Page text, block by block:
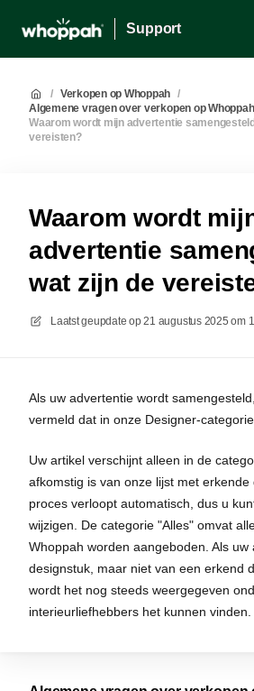
Support
/ Verkopen op Whoppah /
Algemene vragen over verkopen op Whoppah
Waarom wordt mijn advertentie
vereisten?
Waarom wordt
advertentie
wat zijn de
Laatst geupdate op21 augustus 2025 om
Als uw advertentie wordt
vermeld dat in onze Designer-categorie
Uw artikel verschijnt alleen in de
afkomstig is van onze lijst met
proces verloopt automatisch, dus u
wijzigen. De categorie "Alles" omvat
Whoppah worden aangeboden. Als uw
designstuk, maar niet van een erkend
wordt het nog steeds weergegeven
interieurliefhebbers het kunnen vinden.